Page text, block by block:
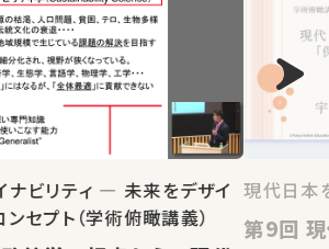
ナビリティ ― 未来をデザイ
ンセプト（学術俯瞰講義）
現代日本
第9回 現代日本の保守主義：「保